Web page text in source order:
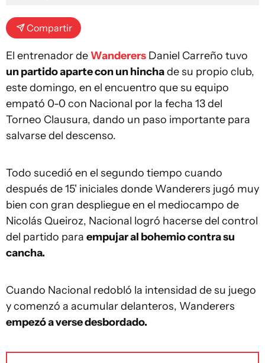
Compartir
El entrenador deWanderers Daniel Carreño tuvo
un partido aparte con un hinchade su propio club,
este domingo, en el encuentro que su equipo
empató 0-0 con Nacional por la fecha 13 del
Torneo Clausura, dando un paso importante para
salvarse del descenso.
Todo sucedió en el segundo tiempo cuando
después de 15' iniciales donde Wanderers jugó muy
bien con gran despliegue en el mediocampo de
Nicolás Queiroz, Nacional logró hacerse del control
del partido para empujar al bohemio contra su
cancha.
Cuando Nacional redobló la intensidad de su juego
y comenzó a acumular delanteros, Wanderers
empezó a verse desbordado.